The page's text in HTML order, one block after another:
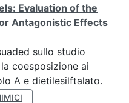
Evaluation of the
Antagonistic Effects
sullo studio
coesposizione ai
A e dietilesilftalato.